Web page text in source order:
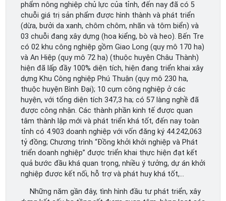
phẩm nông nghiệp chủ lực của tỉnh, đến nay đã có 5
chuỗi giá trị sản phẩm được hình thành và phát triển
(dừa, bưởi da xanh, chôm chôm, nhãn và tôm biển) và
03 chuỗi đang xây dựng (hoa kiểng, bò và heo). Bến Tre
có 02 khu công nghiệp gồm Giao Long (quy mô 170 ha)
và An Hiệp (quy mô 72 ha) (thuộc huyện Châu Thành)
hiện đã lấp đầy 100% diện tích, hiện đang triển khai xây
dựng Khu Công nghiệp Phú Thuận (quy mô 230 ha,
thuộc huyện Bình Đại); 10 cụm công nghiệp ở các
huyện, với tổng diện tích 347,3 ha; có 57 làng nghề đã
được công nhận. Các thành phần kinh tế được quan
tâm thành lập mới và phát triển khá tốt, đến nay toàn
tỉnh có 4.903 doanh nghiệp với vốn đăng ký 44.242,063
tỷ đồng; Chương trình “Đồng khởi khởi nghiệp và Phát
triển doanh nghiệp” được triển khai thực hiện đạt kết
quả bước đầu khá quan trọng, nhiều ý tưởng, dự án khởi
nghiệp được kết nối, hỗ trợ và phát huy khá tốt,…
Những năm gần đây, tình hình đầu tư phát triển, xây